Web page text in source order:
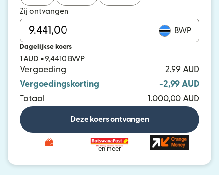
Zij ontvangen
BWP
Dagelijkse koers
1 AUD = 9,4410 BWP
Vergoeding
2,99 AUD
Vergoedingskorting
-2,99 AUD
Totaal
1.000,00 AUD
Deze koers ontvangen
en meer